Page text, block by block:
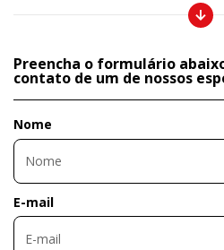
Preencha o formulário
contato de um de nossos
Nome
E-mail